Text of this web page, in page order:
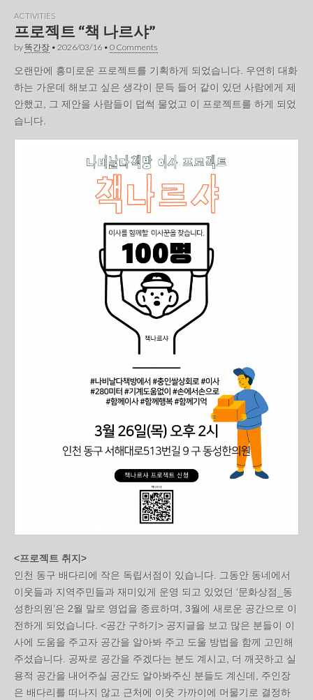
ACTIVITIES
프로젝트 “책 나르샤”
by 똑간장 • 2026/03/16 • 0 Comments
오랜만에 흥미로운 프로젝트를 기획하게 되었습니다. 우연히 대화
하는 가운데 해보고 싶은 생각이 문득 들어 같이 있던 사람에게 제
안했고, 그 제안을 사람들이 덥썩 물었고 이 프로젝트를 하게 되었
습니다.
<프로젝트 취지>
인천 동구 배다리에 작은 독립서점이 있습니다. 그동안 동네에서
이웃들과 지역주민들과 재미있게 운영 되고 있었던 ‘문화상점_동
성한의원’은 2월 말로 영업을 종료하며, 3월에 새로운 공간으로 이
전하게 되었습니다. <공간 구하기> 공지글을 보고 많은 분들이 이
사에 도움을 주고자 공간을 알아봐 주고 도울 방법을 함께 고민해
주셨습니다. 공짜로 공간을 주겠다는 분도 계시고, 더 깨끗하고 실
용적 공간을 내어주실 공간도 알아봐주신 분들도 계신데, 주인장
은 배다리를 떠나지 않고 근처에 이웃 가까이에 머물기로 결정하